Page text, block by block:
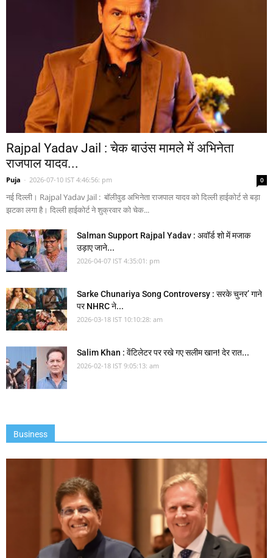
Rajpal Yadav Jail : चेक बाउंस मामले में अभिनेता
राजपाल यादव...
Puja - 2026-07-10 IST 4:46:56: pm 0
नई दिल्ली। Rajpal Yadav Jail : बॉलीवुड अभिनेता राजपाल यादव को दिल्ली हाईकोर्ट से बड़ा
झटका लगा है। दिल्ली हाईकोर्ट ने शुक्रवार को चेक...
Salman Support Rajpal Yadav : अवॉर्ड शो में मजाक
उड़ाए जाने...
2026-04-07 IST 4:35:01: pm
Sarke Chunariya Song Controversy : सरके चुनर’ गाने
पर NHRC ने...
2026-03-18 IST 10:10:28: am
Salim Khan : वेंटिलेटर पर रखे गए सलीम खान! देर रात...
2026-02-18 IST 9:05:13: am
Business